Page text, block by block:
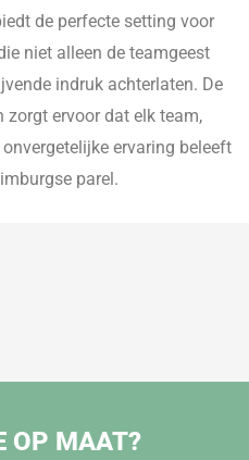
de perfecte setting voor
niet alleen de teamgeest
indruk achterlaten. De
ervoor dat elk team,
ervaring beleeft
parel.
OP MAAT?